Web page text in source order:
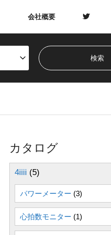
会社概要
カタログ
4iiii (5)
パワーメーター (3)
心拍数モニター (1)